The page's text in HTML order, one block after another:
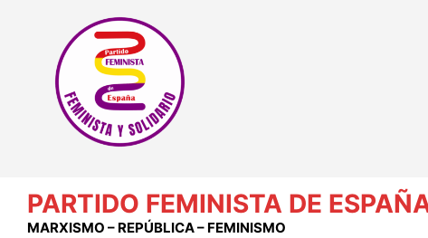
contenido
PARTIDO FEMINISTA DE
MARXISMO – REPÚBLICA – FEMINISMO